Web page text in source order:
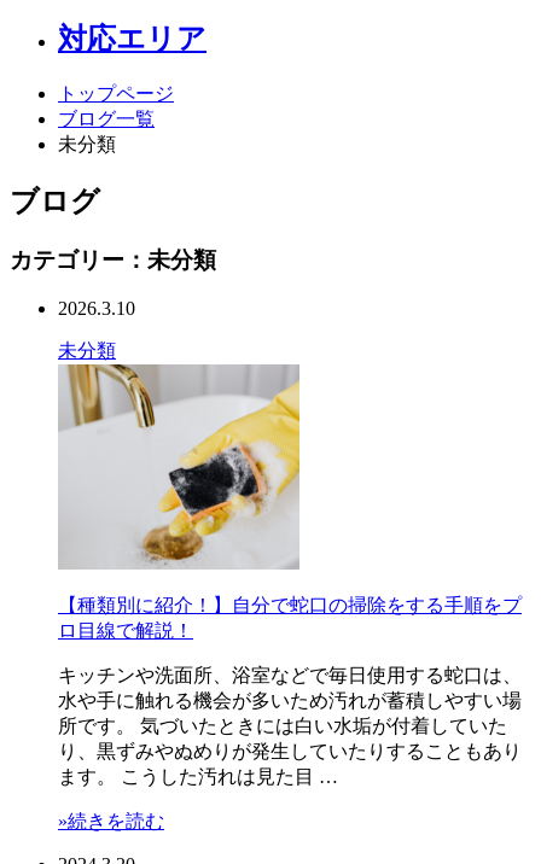
対応エリア
トップページ
ブログ一覧
未分類
ブログ
カテゴリー：未分類
2026.3.10
未分類
【種類別に紹介！】自分で蛇口の掃除をする手順をプ
ロ目線で解説！
キッチンや洗面所、浴室などで毎日使用する蛇口は、
水や手に触れる機会が多いため汚れが蓄積しやすい場
所です。 気づいたときには白い水垢が付着していた
り、黒ずみやぬめりが発生していたりすることもあり
ます。 こうした汚れは見た目 …
»続きを読む